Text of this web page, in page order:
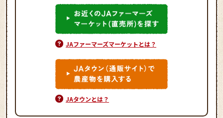
JAファーマーズマーケットとは？
JAタウンとは？